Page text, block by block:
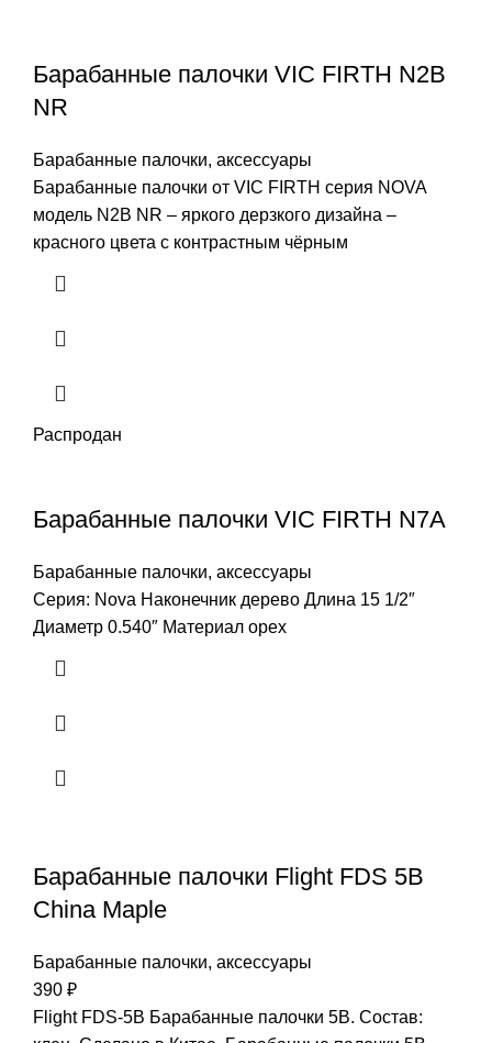
Барабанные палочки VIC FIRTH N2B
NR
Барабанные палочки, аксессуары
Барабанные палочки от VIC FIRTH серия NOVA
модель N2B NR – яркого дерзкого дизайна –
красного цвета с контрастным чёрным
Распродан
Барабанные палочки VIC FIRTH N7A
Барабанные палочки, аксессуары
Серия: Nova Наконечник дерево Длина 15 1/2″
Диаметр 0.540″ Материал орех
Барабанные палочки Flight FDS 5B
China Maple
Барабанные палочки, аксессуары
390 ₽
Flight FDS-5B Барабанные палочки 5B. Состав: